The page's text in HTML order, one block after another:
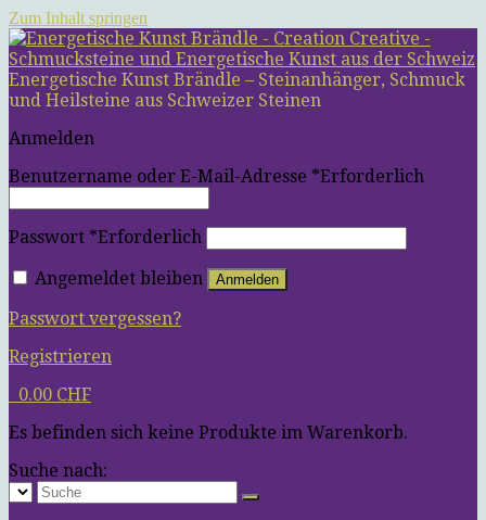
Zum Inhalt springen
Energetische Kunst Brändle – Steinanhänger, Schmuck
und Heilsteine aus Schweizer Steinen
Anmelden
Benutzername oder E-Mail-Adresse *Erforderlich
Passwort *Erforderlich
Angemeldet bleiben
Anmelden
Passwort vergessen?
Registrieren
0.00 CHF
Es befinden sich keine Produkte im Warenkorb.
Suche nach: